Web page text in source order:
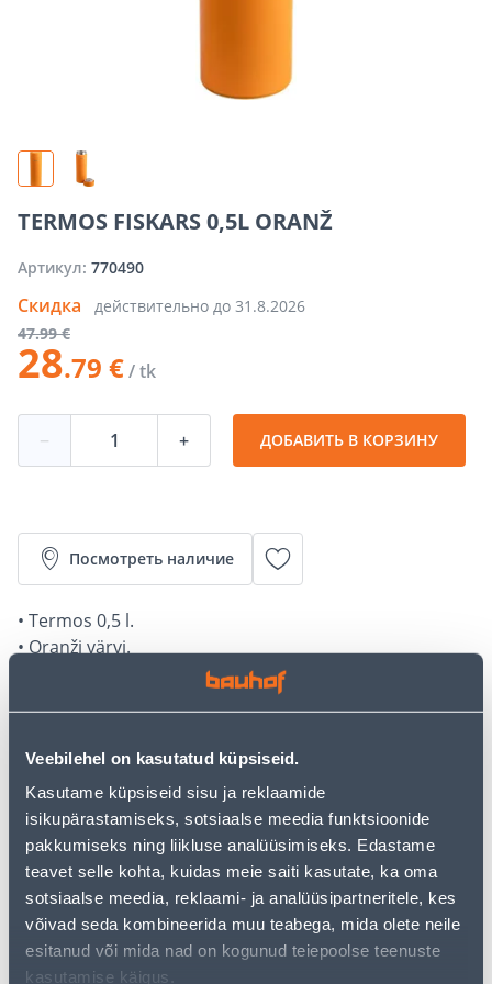
Veebilehel on kasutatud küpsiseid.
Kasutame küpsiseid sisu ja reklaamide
isikupärastamiseks, sotsiaalse meedia funktsioonide
pakkumiseks ning liikluse analüüsimiseks. Edastame
teavet selle kohta, kuidas meie saiti kasutate, ka oma
sotsiaalse meedia, reklaami- ja analüüsipartneritele, kes
võivad seda kombineerida muu teabega, mida olete neile
esitanud või mida nad on kogunud teiepoolse teenuste
kasutamise käigus.
TERMOS FISKARS 0,5L ORANŽ
Артикул: 770490
Скидка действительно до 31.8.2026
47.99 €
28.79 €/ tk
− + ДОБАВИТЬ В КОРЗИНУ
Посмотреть наличие
• Termos 0,5 l.
• Oranži värvi.
• 14-päevane tagastusõigus.
Посылочный автомат от 2,29 € с 2-5 tööpäeva
Забрать в магазине, с 10.08.2026
Описание